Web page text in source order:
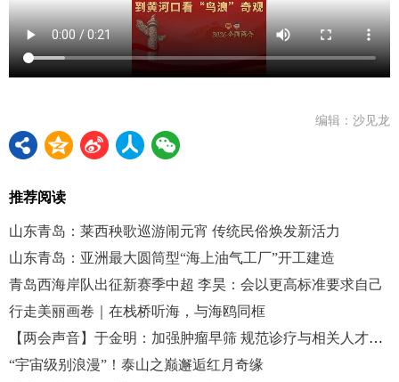
编辑：沙见龙
推荐阅读
山东青岛：莱西秧歌巡游闹元宵 传统民俗焕发新活力
山东青岛：亚洲最大圆筒型“海上油气工厂”开工建造
青岛西海岸队出征新赛季中超 李昊：会以更高标准要求自己
行走美丽画卷｜在栈桥听海，与海鸥同框
【两会声音】于金明：加强肿瘤早筛 规范诊疗与相关人才培养
“宇宙级别浪漫”！泰山之巅邂逅红月奇缘